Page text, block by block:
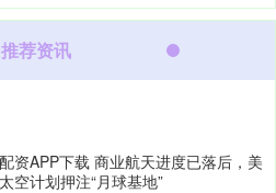
推荐资讯
资APP下载 商业航天进度已落后，美
空计划押注“月球基地”